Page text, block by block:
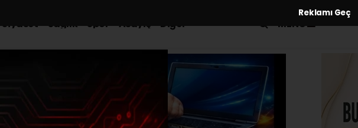
Reklamı Geç
Siyaset Sağlık Spor Asayiş Diğer MENÜ